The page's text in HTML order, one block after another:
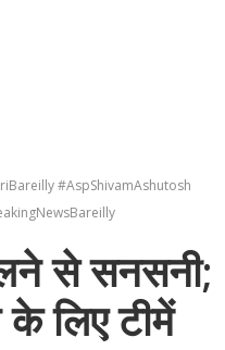
#AspShivamAshutosh
से सनसनी;
लिए टीमें